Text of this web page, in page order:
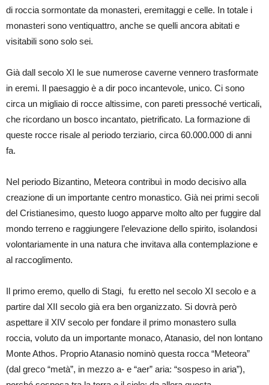
di roccia sormontate da monasteri, eremitaggi e celle. In totale i
monasteri sono ventiquattro, anche se quelli ancora abitati e
visitabili sono solo sei.
Già dall secolo XI le sue numerose caverne vennero trasformate
in eremi. Il paesaggio è a dir poco incantevole, unico. Ci sono
circa un migliaio di rocce altissime, con pareti pressoché verticali,
che ricordano un bosco incantato, pietrificato. La formazione di
queste rocce risale al periodo terziario, circa 60.000.000 di anni
fa.
Nel periodo Bizantino, Meteora contribuì in modo decisivo alla
creazione di un importante centro monastico. Già nei primi secoli
del Cristianesimo, questo luogo apparve molto alto per fuggire dal
mondo terreno e raggiungere l’elevazione dello spirito, isolandosi
volontariamente in una natura che invitava alla contemplazione e
al raccoglimento.
Il primo eremo, quello di Stagi, fu eretto nel secolo XI secolo e a
partire dal XII secolo già era ben organizzato. Si dovrà però
aspettare il XIV secolo per fondare il primo monastero sulla
roccia, voluto da un importante monaco, Atanasio, del non lontano
Monte Athos. Proprio Atanasio nominò questa rocca “Meteora”
(dal greco “metà”, in mezzo a- e “aer” aria: “sospeso in aria”),